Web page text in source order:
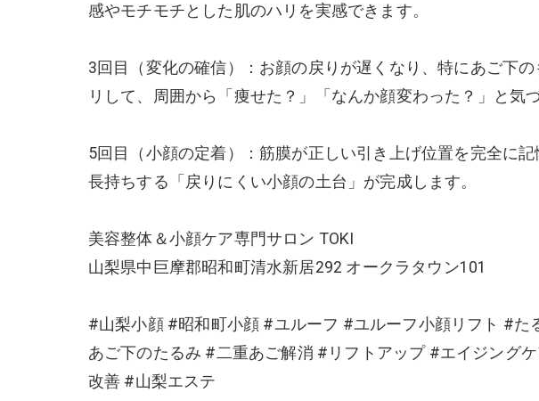
感やモチモチとした肌のハリを実感できます。
3回目（変化の確信）：お顔の戻りが遅くなり、特にあご下
リして、周囲から「痩せた？」「なんか顔変わった？」と気
5回目（小顔の定着）：筋膜が正しい引き上げ位置を完全に
長持ちする「戻りにくい小顔の土台」が完成します。
美容整体＆小顔ケア専門サロン TOKI
山梨県中巨摩郡昭和町清水新居292 オークラタウン101
#山梨小顔 #昭和町小顔 #ユルーフ #ユルーフ小顔リフト #た
あご下のたるみ #二重あご解消 #リフトアップ #エイジング
改善 #山梨エステ